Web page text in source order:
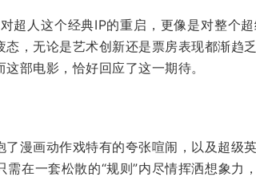
超人这个经典IP的重启，更像是对整个超
，无论是艺术创新还是票房表现都渐趋
部电影，恰好回应了这一期待。
漫画动作戏特有的夸张喧闹，以及超级
在一套松散的“规则”内尽情挥洒想象